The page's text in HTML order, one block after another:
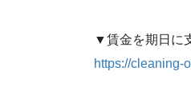
▼賃金を期日に
https://cleaning-